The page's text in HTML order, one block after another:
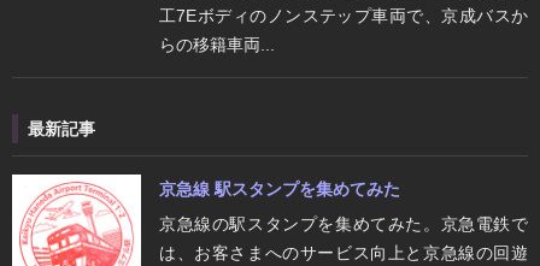
工7Eボディのノンステップ車両で、京成バスか
らの移籍車両...
最新記事
京急線 駅スタンプを集めてみた
京急線の駅スタンプを集めてみた。京急電鉄で
は、お客さまへのサービス向上と京急線の回遊